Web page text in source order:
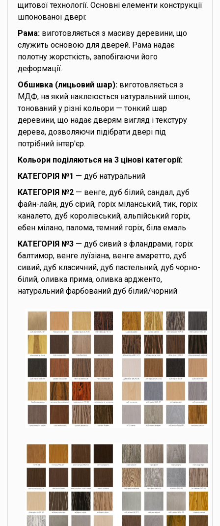
щитової технології. Основні елементи конструкції
шпонованої двері:
Рама: виготовляється з масиву деревини, що
служить основою для дверей. Рама надає
полотну жорсткість, запобігаючи його
деформації.
Обшивка (лицьовий шар): виготовляється з
МДФ, на який наклеюється натуральний шпон,
тонований у різні кольори — тонкий шар
деревини, що надає дверям вигляд і текстуру
дерева, дозволяючи підібрати двері під
потрібний інтер'єр.
Кольори поділяються на 3 цінові категорії:
КАТЕГОРІЯ №1 — дуб натуральний
КАТЕГОРІЯ №2 — венге, дуб білий, сандал, дуб
файн-лайн, дуб сірий, горіх міланський, тик, горіх
каналето, дуб королівський, альпійський горіх,
ебен мілано, палома, темний горіх, біла емаль
КАТЕГОРІЯ №3 — дуб сивий з фландрами, горіх
балтимор, венге луїзіана, венге амаретто, дуб
сивий, дуб класичний, дуб пастельний, дуб чорно-
білий, оливка прима, оливка ардженто,
натуральний фарбований дуб білий/чорний